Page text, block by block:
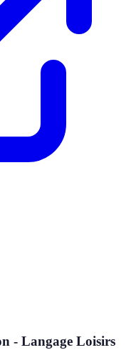
- Langage Loisirs